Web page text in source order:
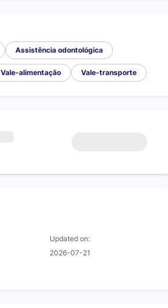
Assistência odontológica
Vale-alimentação Vale-transporte
Updated on:
2026-07-21